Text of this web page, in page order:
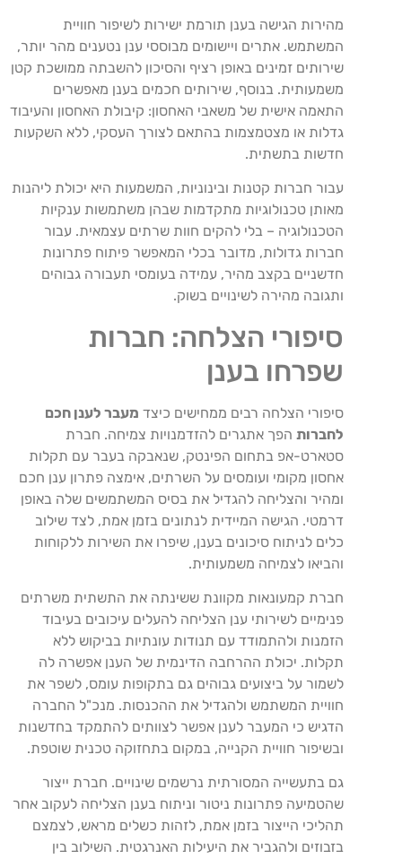
מהירות הגישה בענן תורמת ישירות לשיפור חוויית
המשתמש. אתרים ויישומים מבוססי ענן נטענים מהר יותר,
שירותים זמינים באופן רציף והסיכון להשבתה ממושכת קטן
משמעותית. בנוסף, שירותים חכמים בענן מאפשרים
התאמה אישית של משאבי האחסון: קיבולת האחסון והעיבוד
גדלות או מצטמצמות בהתאם לצורך העסקי, ללא השקעות
חדשות בתשתית.
עבור חברות קטנות ובינוניות, המשמעות היא יכולת ליהנות
מאותן טכנולוגיות מתקדמות שבהן משתמשות ענקיות
הטכנולוגיה – בלי להקים חוות שרתים עצמאית. עבור
חברות גדולות, מדובר בכלי המאפשר פיתוח פתרונות
חדשניים בקצב מהיר, עמידה בעומסי תעבורה גבוהים
ותגובה מהירה לשינויים בשוק.
סיפורי הצלחה: חברות
שפרחו בענן
סיפורי הצלחה רבים ממחישים כיצד מעבר לענן חכם
לחברות הפך אתגרים להזדמנויות צמיחה. חברת
סטארט-אפ בתחום הפינטק, שנאבקה בעבר עם תקלות
אחסון מקומי ועומסים על השרתים, אימצה פתרון ענן חכם
ומהיר והצליחה להגדיל את בסיס המשתמשים שלה באופן
דרמטי. הגישה המיידית לנתונים בזמן אמת, לצד שילוב
כלים לניתוח סיכונים בענן, שיפרו את השירות ללקוחות
והביאו לצמיחה משמעותית.
חברת קמעונאות מקוונת ששינתה את התשתית משרתים
פנימיים לשירותי ענן הצליחה להעלים עיכובים בעיבוד
הזמנות ולהתמודד עם תנודות עונתיות בביקוש ללא
תקלות. יכולת ההרחבה הדינמית של הענן אפשרה לה
לשמור על ביצועים גבוהים גם בתקופות עומס, לשפר את
חוויית המשתמש ולהגדיל את ההכנסות. מנכ"ל החברה
הדגיש כי המעבר לענן אפשר לצוותים להתמקד בחדשנות
ובשיפור חוויית הקנייה, במקום בתחזוקה טכנית שוטפת.
גם בתעשייה המסורתית נרשמים שינויים. חברת ייצור
שהטמיעה פתרונות ניטור וניתוח בענן הצליחה לעקוב אחר
תהליכי הייצור בזמן אמת, לזהות כשלים מראש, לצמצם
בזבוזים ולהגביר את היעילות האנרגטית. השילוב בין